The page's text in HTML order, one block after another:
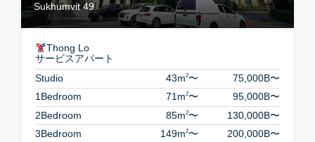
Sukhumvit 49
Thong Lo
サービスアパート
Studio
43m2〜 75,000B〜
1Bedroom
71m2〜 95,000B〜
2Bedroom
85m2〜 130,000B〜
3Bedroom
149m2〜 200,000B〜